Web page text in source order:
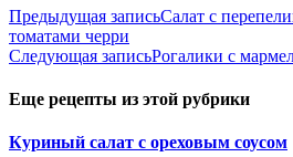
Предыдущая записьСалат с
томатами черри
Следующая записьРогалики с
Еще рецепты из этой рубрики
Куриный салат с ореховым соусом